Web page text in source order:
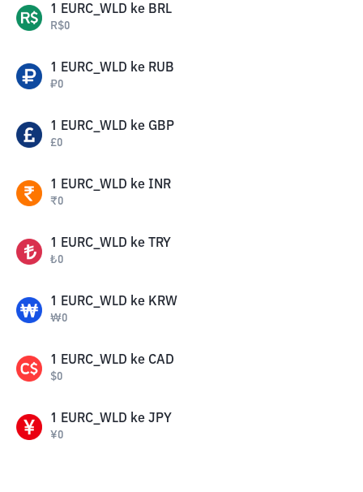
1 EURC_WLD ke BRL
R$0
1 EURC_WLD ke RUB
₽0
1 EURC_WLD ke GBP
£0
1 EURC_WLD ke INR
₹0
1 EURC_WLD ke TRY
₺0
1 EURC_WLD ke KRW
₩0
1 EURC_WLD ke CAD
$0
1 EURC_WLD ke JPY
¥0